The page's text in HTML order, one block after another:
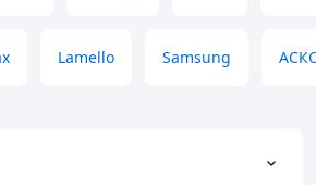
Lamello Samsung